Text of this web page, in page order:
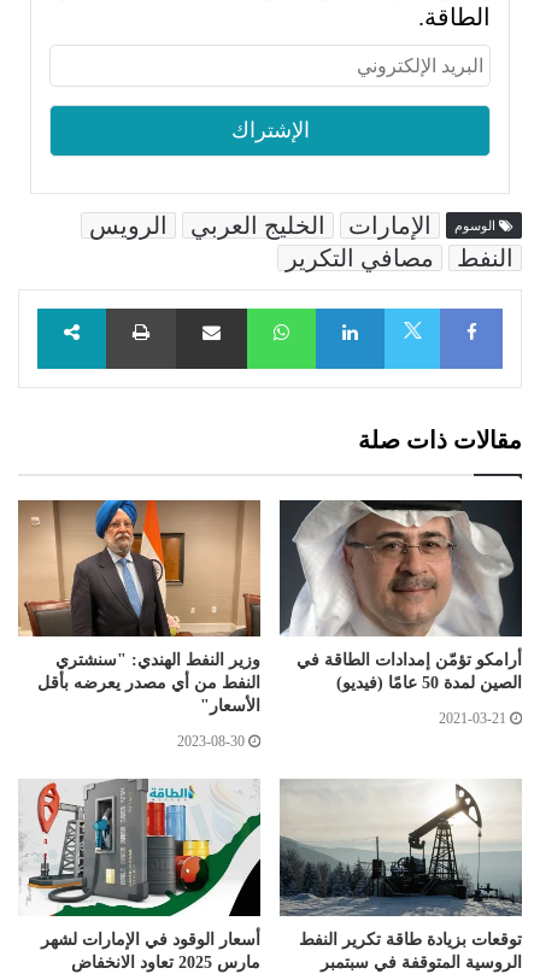
الطاقة.
الوسوم الإمارات الخليج العربي
الرويس
النفط
مصافي التكرير
Facebook
LinkedIn
WhatsAppمشاركة عبر البريد طباعة
مقالات ذات صلة
أرامكو تؤمّن إمدادات الطاقة في
الصين لمدة 50 عامًا (فيديو)
2021-03-21
وزير النفط الهندي: "سنشتري
النفط من أي مصدر يعرضه بأقل
الأسعار"
2023-08-30
توقعات بزيادة طاقة تكرير النفط
الروسية المتوقفة في سبتمبر
أسعار الوقود في الإمارات لشهر
مارس 2025 تعاود الانخفاض